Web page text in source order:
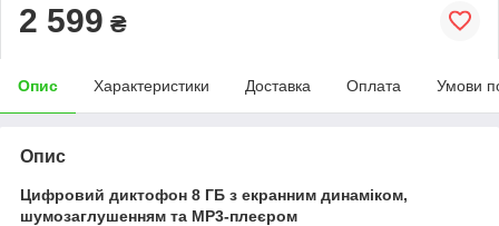
2 599 ₴
Опис Характеристики Доставка Оплата Умови
Опис
Цифровий диктофон 8 ГБ з екранним динаміком,
шумозаглушенням та MP3-плеєром